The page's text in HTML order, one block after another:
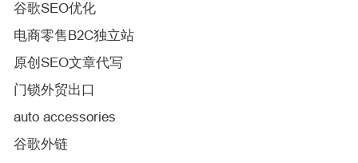
谷歌SEO优化
电商零售B2C独立站
原创SEO文章代写
门锁外贸出口
auto accessories
谷歌外链